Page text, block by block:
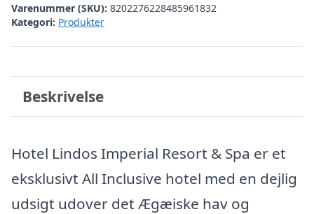
Varenummer (SKU): 8202276228485961832
Kategori: Produkter
Beskrivelse
Hotel Lindos Imperial Resort & Spa er et
eksklusivt All Inclusive hotel med en dejlig
udsigt udover det Ægæiske hav og